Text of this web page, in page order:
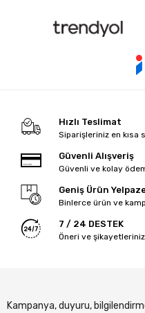
Hızlı Teslimat
Siparişleriniz en kısa
Güvenli Alışveriş
Güvenli ve kolay
Geniş Ürün
Binlerce ürün ve
7 / 24 DESTEK
Öneri ve
Kampanya, duyuru,